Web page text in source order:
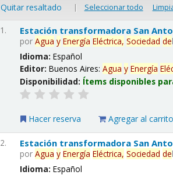
Quitar resaltado | Seleccionar todo
1. Estación transformadora San
porAgua y Energía Eléctrica, Sociedad de
Idioma:Español
Editor:Buenos Aires:Agua y Energía
Disponibilidad: Ítems disponibles
Hacer reserva Agregar al carrito
2. Estación transformadora San
porAgua y Energía Eléctrica, Sociedad de
Idioma:Español